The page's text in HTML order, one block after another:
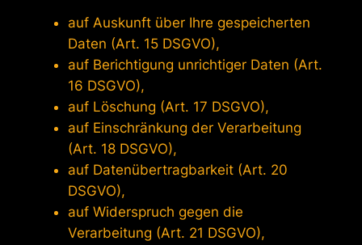
auf Auskunft über Ihre gespeicherten
Daten (Art. 15 DSGVO),
auf Berichtigung unrichtiger Daten (Art.
16 DSGVO),
auf Löschung (Art. 17 DSGVO),
auf Einschränkung der Verarbeitung
(Art. 18 DSGVO),
auf Datenübertragbarkeit (Art. 20
DSGVO),
auf Widerspruch gegen die
Verarbeitung (Art. 21 DSGVO),